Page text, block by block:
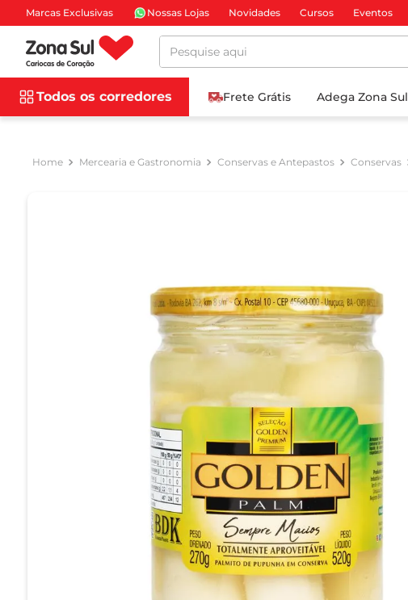
Marcas Exclusivas Nossas Lojas Novidades Cursos Eventos
Pesquise aqui
Todos os corredores Frete Grátis Adega Zona Sul
Mercearia e Gastronomia Conservas e Antepastos Conservas